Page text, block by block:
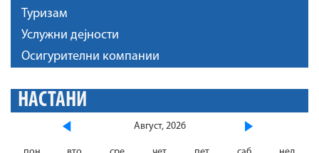
Туризам
Услужни дејности
Осигурителни компании
НАСТАНИ
Август, 2026